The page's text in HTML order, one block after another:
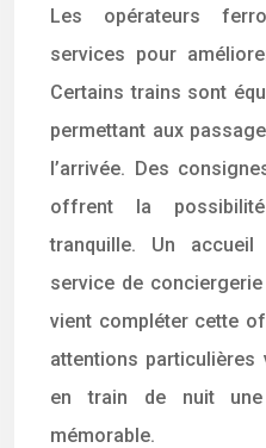
Les opérateurs
services pour
Certains trains sont
permettant aux
l’arrivée. Des
offrent la
tranquille. Un
service de
vient compléter cette
attentions
en train de nuit une
mémorable.